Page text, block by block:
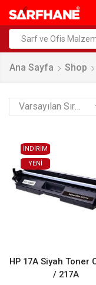
Ana Sayfa Shop
İNDİRİM
YENI
HP 17A Siyah Toner
/ 217A